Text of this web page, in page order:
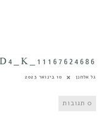
11167624686_525540BBD4_K
גל אלחנן 10 בינואר 2023
0 תגובות